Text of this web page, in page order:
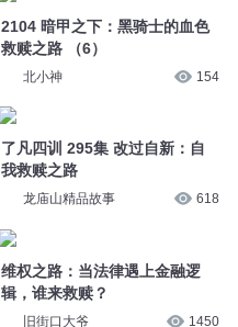
2104 暗甲之下：黑骑士的血色
救赎之路 （6）
北小神 154
了凡四训 295集 改过自新：自
我救赎之路
龙庙山精品故事 618
维权之路：当法律遇上金融逻
辑，谁来救赎？
旧街口大爷 1450